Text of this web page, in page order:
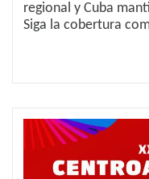
regional y Cuba
Siga la cobertura